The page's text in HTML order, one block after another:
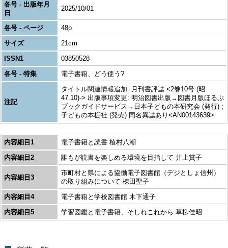
各号 - 出版年月
日
2025/10/01
各号 - ページ
48p
サイズ
21cm
ISSN1
03850528
各号 - 特集
電子書籍、どう使う?
注記
タイトル関連情報追加: 月刊書評誌 <2巻10号 (昭
47.10)-> 出版事項変更: 明治図書出版→図書月版ほるぷ
ブックガイドサービス→日本子どもの本研究会 (発行) ;
子どもの本棚社 (発売) 同名異誌あり<AN00143639>
内容細目1
電子書籍と読書 植村八潮
内容細目2
誰もが読書を楽しめる環境を目指して 井上賞子
内容細目3
市町村と県による協働電子図書館（デジとしょ信州）
の取り組みについて 棟田聖子
内容細目4
電子書籍と学校図書館 木下通子
内容細目5
学習図鑑と電子書籍、そしれこれから 草柳佳昭